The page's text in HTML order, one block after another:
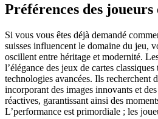
Préférences des joueurs
Si vous vous êtes déjà demandé
suisses influencent le domaine du jeu,
oscillent entre héritage et modernité.
l’élégance des jeux de cartes
technologies avancées. Ils recherchent
incorporant des images innovants et
réactives, garantissant ainsi des
L’performance est primordiale ; les